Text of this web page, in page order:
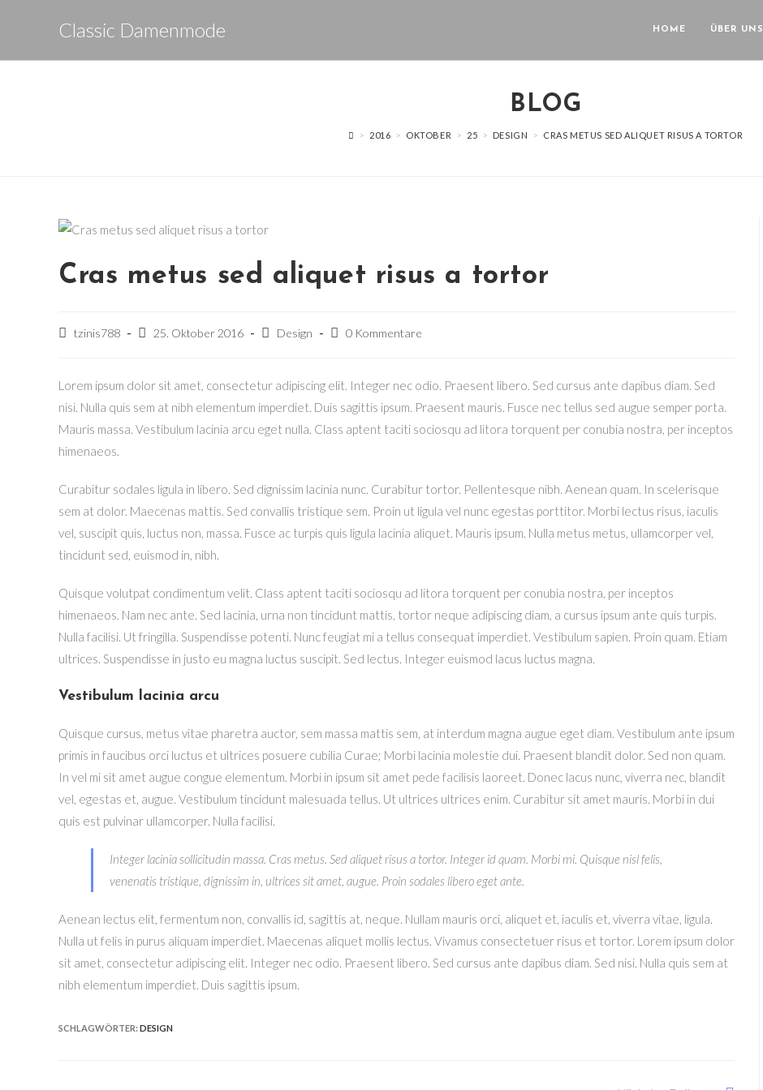
Classic Damenmode HOME ÜBER UNS
BLOG
> 2016 > OKTOBER > 25 > DESIGN > CRAS METUS SED ALIQUET RISUS A TORTOR
Cras metus sed aliquet risus a tortor
Beitrags-
tzinis788
Beitrag
25. Oktober 2016
Beitrags-
Design
Beitrags-
0 Kommentare
Lorem ipsum dolor sit amet, consectetur adipiscing elit. Integer nec odio. Praesent libero. Sed cursus ante dapibus diam. Sed
nisi. Nulla quis sem at nibh elementum imperdiet. Duis sagittis ipsum. Praesent mauris. Fusce nec tellus sed augue semper porta.
Mauris massa. Vestibulum lacinia arcu eget nulla. Class aptent taciti sociosqu ad litora torquent per conubia nostra, per inceptos
himenaeos.
Curabitur sodales ligula in libero. Sed dignissim lacinia nunc. Curabitur tortor. Pellentesque nibh. Aenean quam. In scelerisque
sem at dolor. Maecenas mattis. Sed convallis tristique sem. Proin ut ligula vel nunc egestas porttitor. Morbi lectus risus, iaculis
vel, suscipit quis, luctus non, massa. Fusce ac turpis quis ligula lacinia aliquet. Mauris ipsum. Nulla metus metus, ullamcorper vel,
tincidunt sed, euismod in, nibh.
Quisque volutpat condimentum velit. Class aptent taciti sociosqu ad litora torquent per conubia nostra, per inceptos
himenaeos. Nam nec ante. Sed lacinia, urna non tincidunt mattis, tortor neque adipiscing diam, a cursus ipsum ante quis turpis.
Nulla facilisi. Ut fringilla. Suspendisse potenti. Nunc feugiat mi a tellus consequat imperdiet. Vestibulum sapien. Proin quam. Etiam
ultrices. Suspendisse in justo eu magna luctus suscipit. Sed lectus. Integer euismod lacus luctus magna.
Vestibulum lacinia arcu
Quisque cursus, metus vitae pharetra auctor, sem massa mattis sem, at interdum magna augue eget diam. Vestibulum ante ipsum
primis in faucibus orci luctus et ultrices posuere cubilia Curae; Morbi lacinia molestie dui. Praesent blandit dolor. Sed non quam.
In vel mi sit amet augue congue elementum. Morbi in ipsum sit amet pede facilisis laoreet. Donec lacus nunc, viverra nec, blandit
vel, egestas et, augue. Vestibulum tincidunt malesuada tellus. Ut ultrices ultrices enim. Curabitur sit amet mauris. Morbi in dui
quis est pulvinar ullamcorper. Nulla facilisi.
Integer lacinia sollicitudin massa. Cras metus. Sed aliquet risus a tortor. Integer id quam. Morbi mi. Quisque nisl felis,
venenatis tristique, dignissim in, ultrices sit amet, augue. Proin sodales libero eget ante.
Aenean lectus elit, fermentum non, convallis id, sagittis at, neque. Nullam mauris orci, aliquet et, iaculis et, viverra vitae, ligula.
Nulla ut felis in purus aliquam imperdiet. Maecenas aliquet mollis lectus. Vivamus consectetuer risus et tortor. Lorem ipsum dolor
sit amet, consectetur adipiscing elit. Integer nec odio. Praesent libero. Sed cursus ante dapibus diam. Sed nisi. Nulla quis sem at
nibh elementum imperdiet. Duis sagittis ipsum.
SCHLAGWÖRTER: DESIGN